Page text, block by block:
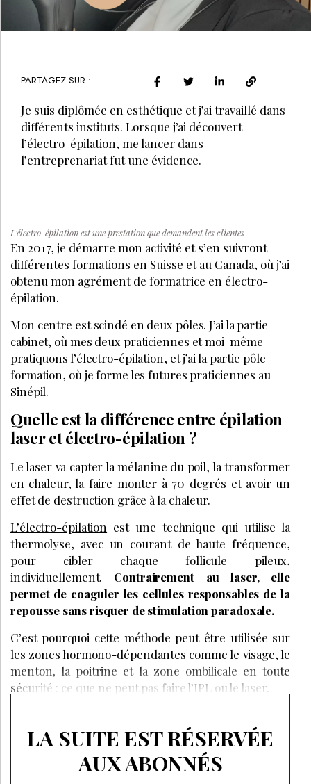
PARTAGEZ SUR :
Je suis diplômée en esthétique et j’ai travaillé dans
différents instituts. Lorsque j’ai découvert
l’électro-épilation, me lancer dans
l’entreprenariat fut une évidence.
L'électro-épilation est une prestation que demandent les clientes
En 2017, je démarre mon activité et s’en suivront
différentes formations en Suisse et au Canada, où j’ai
obtenu mon agrément de formatrice en électro-
épilation.
Mon centre est scindé en deux pôles. J’ai la partie
cabinet, où mes deux praticiennes et moi-même
pratiquons l’électro-épilation, et j’ai la partie pôle
formation, où je forme les futures praticiennes au
Sinépil.
Quelle est la différence entre épilation
laser et électro-épilation ?
Le laser va capter la mélanine du poil, la transformer
en chaleur, la faire monter à 70 degrés et avoir un
effet de destruction grâce à la chaleur.
L’électro-épilation est une technique qui utilise la
thermolyse, avec un courant de haute fréquence,
pour cibler chaque follicule pileux,
individuellement. Contrairement au laser, elle
permet de coaguler les cellules responsables de la
repousse sans risquer de stimulation paradoxale.
C’est pourquoi cette méthode peut être utilisée sur
les zones hormono-dépendantes comme le visage, le
menton, la poitrine et la zone ombilicale en toute
sécurité : ce que ne peut pas faire l’IPL ou le laser.
LA SUITE EST RÉSERVÉE
AUX ABONNÉS